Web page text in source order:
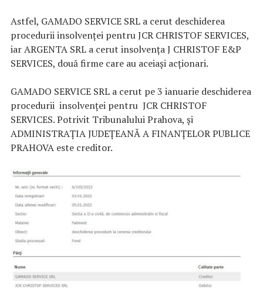
Astfel, GAMADO SERVICE SRL a cerut deschiderea
procedurii insolvenţei pentru JCR CHRISTOF SERVICES,
iar ARGENTA SRL a cerut insolvenţa J CHRISTOF E&P
SERVICES, două firme care au aceiaşi acţionari.
GAMADO SERVICE SRL a cerut pe 3 ianuarie deschiderea
procedurii insolvenţei pentru JCR CHRISTOF
SERVICES. Potrivit Tribunalului Prahova, şi
ADMINISTRAŢIA JUDEŢEANĂ A FINANŢELOR PUBLICE
PRAHOVA este creditor.